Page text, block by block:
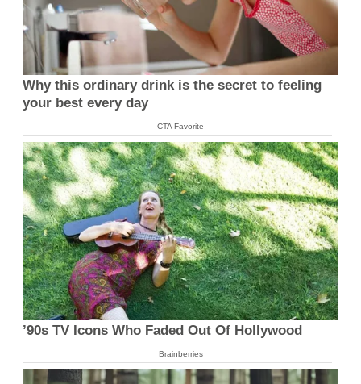
Why this ordinary drink is the secret to feeling
your best every day
CTA Favorite
’90s TV Icons Who Faded Out Of Hollywood
Brainberries